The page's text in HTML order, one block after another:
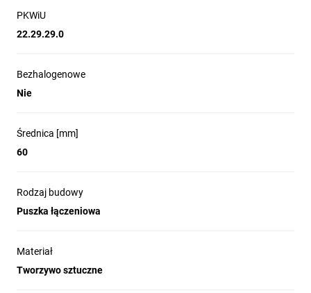
PKWiU
22.29.29.0
Bezhalogenowe
Nie
Średnica [mm]
60
Rodzaj budowy
Puszka łączeniowa
Materiał
Tworzywo sztuczne